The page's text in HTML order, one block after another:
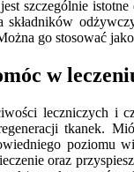
szczególnie
składników
go stosować
w
leczniczych i
tkanek.
poziomu
oraz